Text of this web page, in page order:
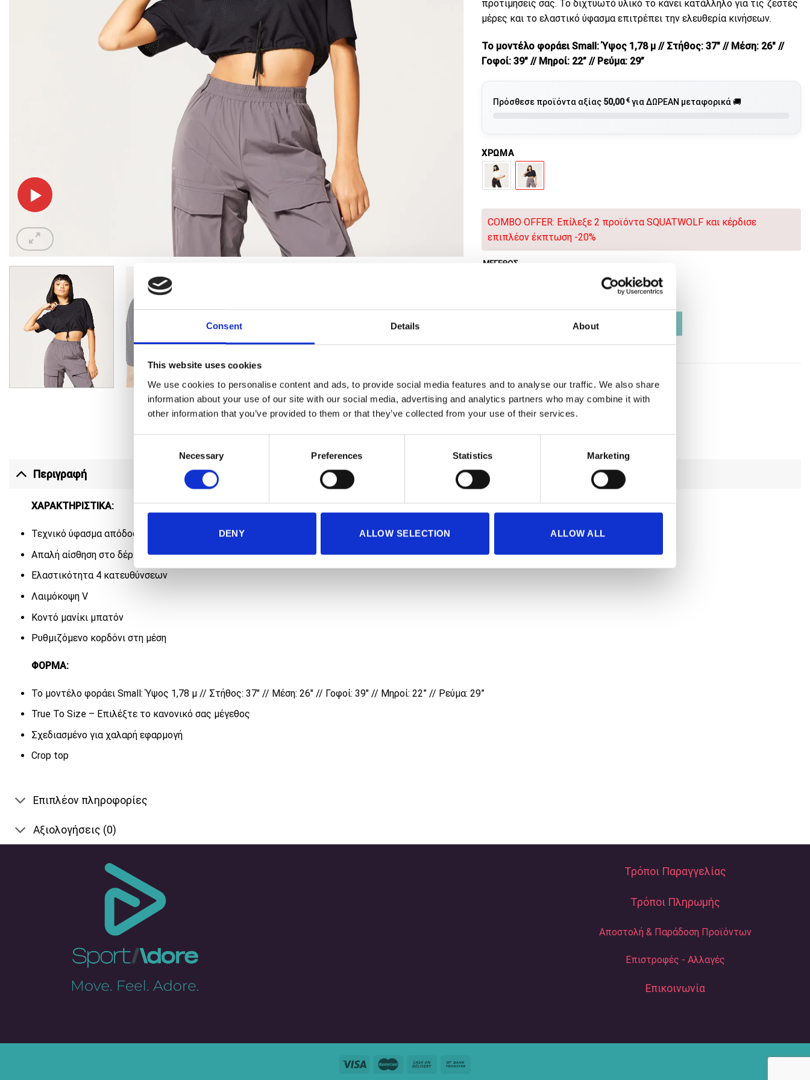
Consent Details About
This website uses cookies
We use cookies to personalise content and ads, to provide social media features and to analyse our traffic. We also share
information about your use of our site with our social media, advertising and analytics partners who may combine it with
other information that you’ve provided to them or that they’ve collected from your use of their services.
Necessary Preferences Statistics Marketing
DENY ALLOW SELECTION ALLOW ALL
προτιμήσεις σας. Το διχτυωτό υλικό το κάνει κατάλληλο για τις ζεστές
μέρες και το ελαστικό ύφασμα επιτρέπει την ελευθερία κινήσεων.
Το μοντέλο φοράει Small: Ύψος 1,78 μ // Στήθος: 37″ // Μέση: 26″ //
Γοφοί: 39″ // Μηροί: 22” // Ρεύμα: 29”
Πρόσθεσε προϊόντα αξίας 50,00€ για ΔΩΡΕΑΝ μεταφορικά 🚚
ΧΡΩΜΑ
COMBO OFFER: Επίλεξε 2 προϊόντα SQUATWOLF και κέρδισε
επιπλέον έκπτωση -20%
ΜΕΓΕΘΟΣ
ΠΡΟΣΘΉΚΗ ΣΤΟ ΚΑΛΆΘΙ
Περιγραφή
ΧΑΡΑΚΤΗΡΙΣΤΙΚΑ:
Τεχνικό ύφασμα απόδοσης, υψηλής διαπνοής
Απαλή αίσθηση στο δέρμα
Ελαστικότητα 4 κατευθύνσεων
Λαιμόκοψη V
Κοντό μανίκι μπατόν
Ρυθμιζόμενο κορδόνι στη μέση
ΦΟΡΜΑ:
Το μοντέλο φοράει Small: Ύψος 1,78 μ // Στήθος: 37″ // Μέση: 26″ // Γοφοί: 39″ // Μηροί: 22” // Ρεύμα: 29”
True To Size – Επιλέξτε το κανονικό σας μέγεθος
Σχεδιασμένο για χαλαρή εφαρμογή
Crop top
Επιπλέον πληροφορίες
Αξιολογήσεις (0)
Τρόποι Παραγγελίας
Τρόποι Πληρωμής
Αποστολή & Παράδοση Προϊόντων
Επιστροφές - Αλλαγές
Επικοινωνία